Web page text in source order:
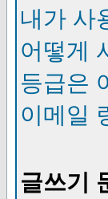
내가 사
어떻게
등급은
이메일
글쓰기